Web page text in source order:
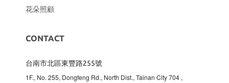
花朵照顧
CONTACT
台南市北區東豐路255號
1F., No. 255, Dongfeng Rd., North Dist., Tainan City 704 ,